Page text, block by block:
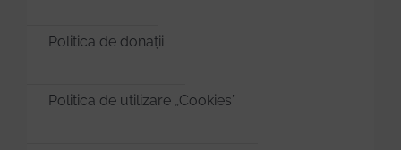
Politica de donații
Politica de utilizare „Cookies”